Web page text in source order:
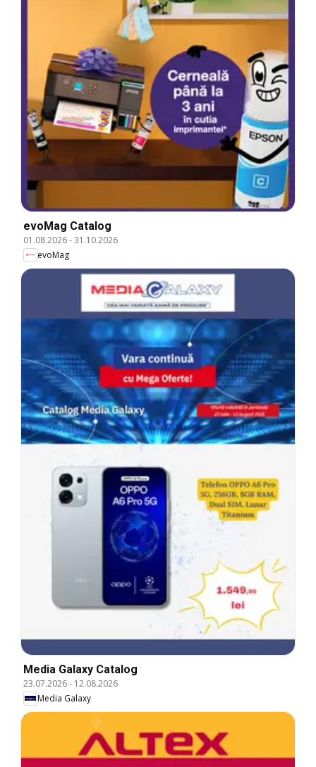
evoMag Catalog
01.08.2026-31.10.2026
evoMag
Media Galaxy Catalog
23.07.2026- 12.08.2026
Media Galaxy